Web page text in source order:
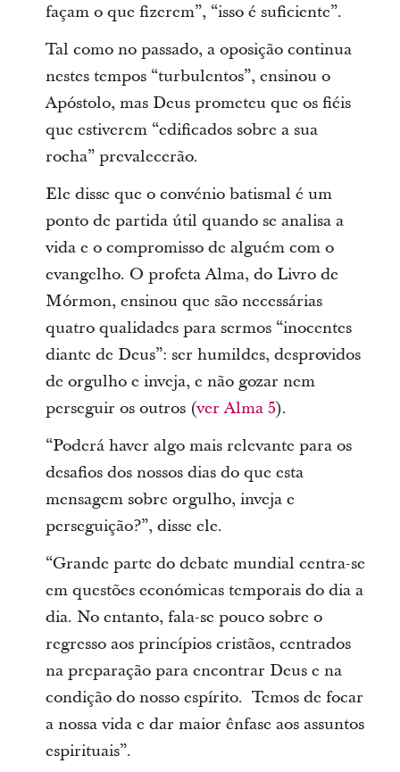
façam o que fizerem”, “isso é suficiente”.
Tal como no passado, a oposição continua
nestes tempos “turbulentos”, ensinou o
Apóstolo, mas Deus prometeu que os fiéis
que estiverem “edificados sobre a sua
rocha” prevalecerão.
Ele disse que o convénio batismal é um
ponto de partida útil quando se analisa a
vida e o compromisso de alguém com o
evangelho. O profeta Alma, do Livro de
Mórmon, ensinou que são necessárias
quatro qualidades para sermos “inocentes
diante de Deus”: ser humildes, desprovidos
de orgulho e inveja, e não gozar nem
perseguir os outros (ver Alma 5).
“Poderá haver algo mais relevante para os
desafios dos nossos dias do que esta
mensagem sobre orgulho, inveja e
perseguição?”, disse ele.
“Grande parte do debate mundial centra-se
em questões económicas temporais do dia a
dia. No entanto, fala-se pouco sobre o
regresso aos princípios cristãos, centrados
na preparação para encontrar Deus e na
condição do nosso espírito. Temos de focar
a nossa vida e dar maior ênfase aos assuntos
espirituais”.